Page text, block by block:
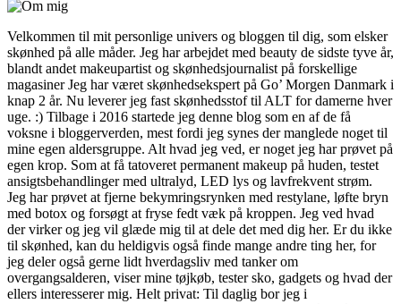
Velkommen til mit personlige univers og bloggen til dig, som elsker
skønhed på alle måder. Jeg har arbejdet med beauty de sidste tyve år,
blandt andet makeupartist og skønhedsjournalist på forskellige
magasiner Jeg har været skønhedsekspert på Go’ Morgen Danmark i
knap 2 år. Nu leverer jeg fast skønhedsstof til ALT for damerne hver
uge. :) Tilbage i 2016 startede jeg denne blog som en af de få
voksne i bloggerverden, mest fordi jeg synes der manglede noget til
mine egen aldersgruppe. Alt hvad jeg ved, er noget jeg har prøvet på
egen krop. Som at få tatoveret permanent makeup på huden, testet
ansigtsbehandlinger med ultralyd, LED lys og lavfrekvent strøm.
Jeg har prøvet at fjerne bekymringsrynken med restylane, løfte bryn
med botox og forsøgt at fryse fedt væk på kroppen. Jeg ved hvad
der virker og jeg vil glæde mig til at dele det med dig her. Er du ikke
til skønhed, kan du heldigvis også finde mange andre ting her, for
jeg deler også gerne lidt hverdagsliv med tanker om
overgangsalderen, viser mine tøjkøb, tester sko, gadgets og hvad der
ellers interesserer mig. Helt privat: Til daglig bor jeg i